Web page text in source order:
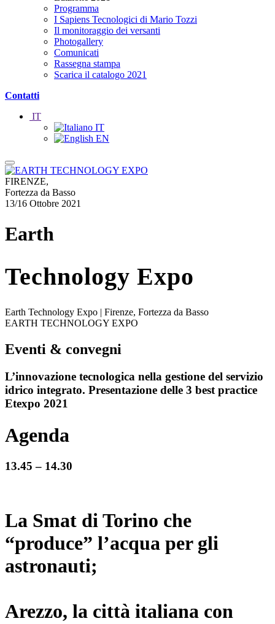
Programma
I Sapiens Tecnologici di Mario Tozzi
Il monitoraggio dei versanti
Photogallery
Comunicati
Rassegna stampa
Scarica il catalogo 2021
Contatti
IT
IT
EN
FIRENZE,
Fortezza da Basso
13/16 Ottobre 2021
Earth
Technology Expo
Earth Technology Expo | Firenze, Fortezza da Basso
EARTH TECHNOLOGY EXPO
Eventi & convegni
L’innovazione tecnologica nella gestione del servizio
idrico integrato. Presentazione delle 3 best practice
Etexpo 2021
Agenda
13.45 – 14.30
La Smat di Torino che
“produce” l’acqua per gli
astronauti;
Arezzo, la città italiana con